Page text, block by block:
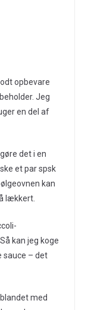
opbevare
Jeg
en del af
det i en
et par spsk
kan
lækkert.
kan jeg koge
sauce – det
med